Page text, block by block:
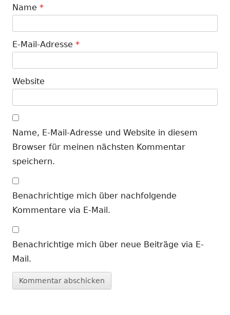
Name *
E-Mail-Adresse *
Website
Name, E-Mail-Adresse und Website in diesem
Browser für meinen nächsten Kommentar
speichern.
Benachrichtige mich über nachfolgende
Kommentare via E-Mail.
Benachrichtige mich über neue Beiträge via E-
Mail.